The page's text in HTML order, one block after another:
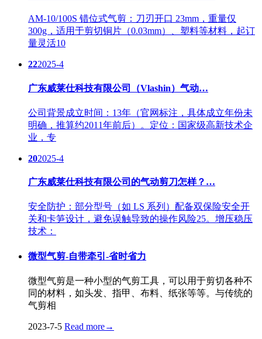
AM-10/100S 错位式气剪：刀刃开口 23mm，重量仅
300g，适用于剪切铜片（0.03mm）、塑料等材料，起订
量灵活10
222025-4
广东威莱仕科技有限公司（Vlashin）气动…
公司背景成立时间：13年（官网标注，具体成立年份未
明确，推算约2011年前后）。定位：国家级高新技术企
业，专
202025-4
广东威莱仕科技有限公司的气动剪刀怎样？…
安全防护：部分型号（如 LS 系列）配备双保险安全开
关和卡笋设计，避免误触导致的操作风险25。增压稳压
技术：
微型气剪-自带牵引-省时省力
微型气剪是一种小型的气剪工具，可以用于剪切各种不
同的材料，如头发、指甲、布料、纸张等等。与传统的
气剪相
2023-7-5 Read more→